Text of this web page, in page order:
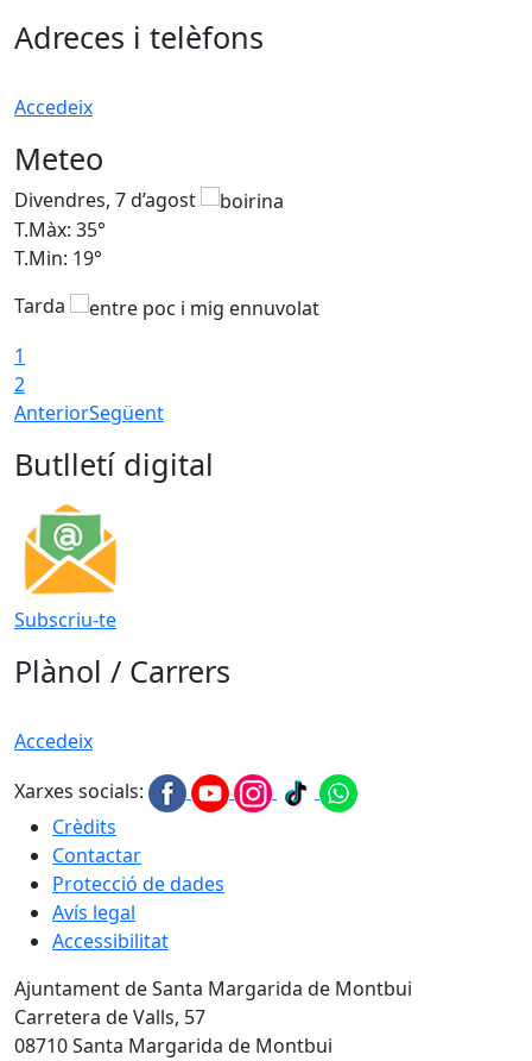
Adreces i telèfons
Accedeix
Meteo
Divendres, 7 d’agost
T.Màx: 35°
T.Min: 19°
Tarda
1
2
AnteriorSegüent
Butlletí digital
Subscriu-te
Plànol / Carrers
Accedeix
Xarxes socials:
Crèdits
Contactar
Protecció de dades
Avís legal
Accessibilitat
Ajuntament de Santa Margarida de Montbui
Carretera de Valls, 57
08710 Santa Margarida de Montbui